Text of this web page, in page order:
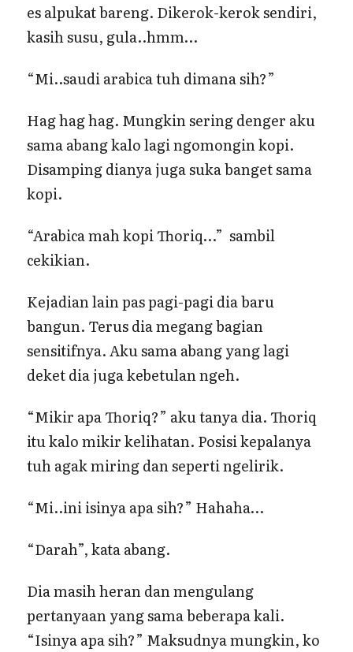
es alpukat bareng. Dikerok-kerok sendiri,
kasih susu, gula..hmm…
“Mi..saudi arabica tuh dimana sih?”
Hag hag hag. Mungkin sering denger aku
sama abang kalo lagi ngomongin kopi.
Disamping dianya juga suka banget sama
kopi.
“Arabica mah kopi Thoriq…” sambil
cekikian.
Kejadian lain pas pagi-pagi dia baru
bangun. Terus dia megang bagian
sensitifnya. Aku sama abang yang lagi
deket dia juga kebetulan ngeh.
“Mikir apa Thoriq?” aku tanya dia. Thoriq
itu kalo mikir kelihatan. Posisi kepalanya
tuh agak miring dan seperti ngelirik.
“Mi..ini isinya apa sih?” Hahaha…
“Darah”, kata abang.
Dia masih heran dan mengulang
pertanyaan yang sama beberapa kali.
“Isinya apa sih?” Maksudnya mungkin, ko